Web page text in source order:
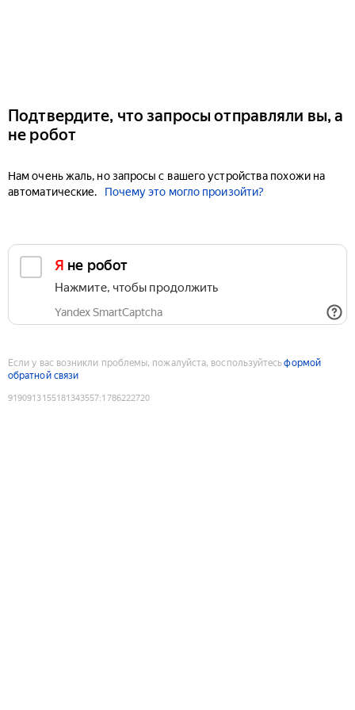
Подтвердите, что запросы отправляли вы, а
не робот
Нам очень жаль, но запросы с вашего устройства похожи на
автоматические.
Почему это могло произойти?
Я не робот
Нажмите, чтобы продолжить
Yandex SmartCaptcha
Если у вас возникли проблемы, пожалуйста, воспользуйтесьформой
обратной связи
9190913155181343557:1786222720